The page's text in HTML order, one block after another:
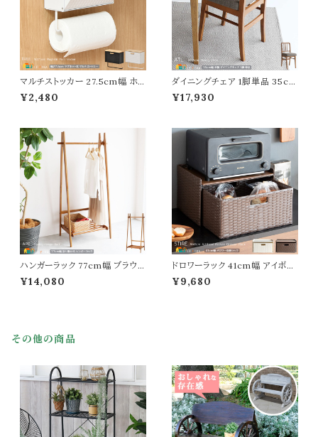
マルチストッカー 27.5cm幅 ホワ
イト ブラック 白 黒 キッチン収納
サニタリー収納 洗濯機横収納
おすすめ おしゃれ シンプル スタ
イリッシュ キッチンペーパーホル
ダー キッチン用品収納 玄関収納
マルチ収納
¥2,480
ダイニングチェア 1脚単品 35cm
幅 ブラウン 食卓用チェア デスク
用チェア 椅子 チェアー 幅35c
タイリッシュ 木製チェア 天然木
使用 ウッドチェア コンパクト 背
もたれ付き リビングチェア アー
ムレスチェア チェア
¥17,930
ハンガーラック 77cm幅 ブラウン
折り畳み式ハンガーラック 衣類
ハンガー 洋服ハンガーラック 収
ーラック 天然木使用 折り畳み機
¥14,080
ドロワーラック 41cm幅 アイボリ
ー ダークブラウン キッチン収納
ラック 調味料収納 キッチン収納
¥9,680
その他の商品